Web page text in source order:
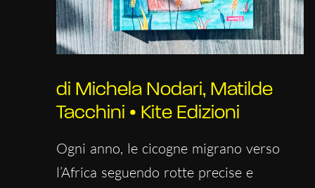
di Michela Nodari, Matilde
Tacchini • Kite Edizioni
Ogni anno, le cicogne migrano verso
l’Africa seguendo rotte precise e